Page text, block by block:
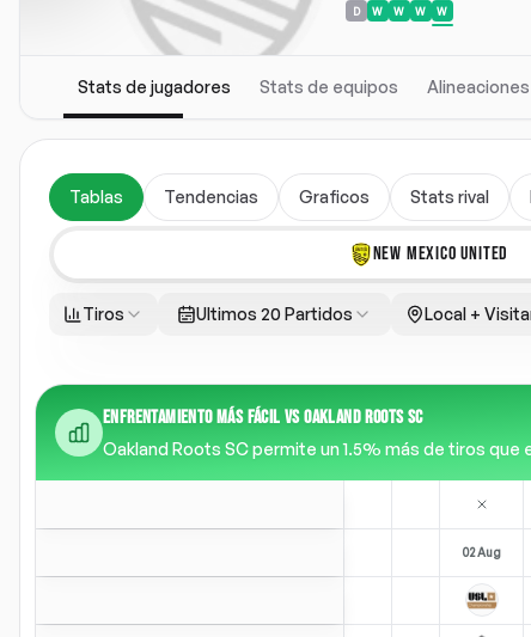
D W W W W
Stats de jugadores Stats de equipos Alineaciones
Tablas Tendencias Graficos Stats rival
NEW MEXICO UNITED
Tiros Ultimos 20 Partidos Local +
ENFRENTAMIENTO MÁS FÁCIL VS OAKLAND ROOTS SC
Oakland Roots SC permite un 1.5% más de tiros que
02 Aug